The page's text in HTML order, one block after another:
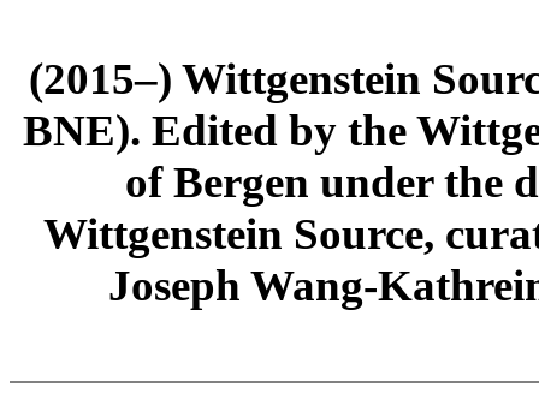
(2015–) Wittgenstein
BNE). Edited by the
of Bergen under the
Wittgenstein Source,
Joseph Wang-